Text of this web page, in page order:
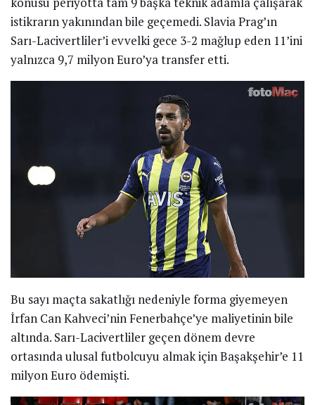
istikrarın yakınından bile geçemedi. Slavia Prag’ın
Sarı-Lacivertliler’i evvelki gece 3-2 mağlup eden 11’ini
yalnızca 9,7 milyon Euro’ya transfer etti.
Bu sayı maçta sakatlığı nedeniyle forma giyemeyen
İrfan Can Kahveci’nin Fenerbahçe’ye maliyetinin bile
altında. Sarı-Lacivertliler geçen dönem devre
ortasında ulusal futbolcuyu almak için Başakşehir’e 11
milyon Euro ödemişti.